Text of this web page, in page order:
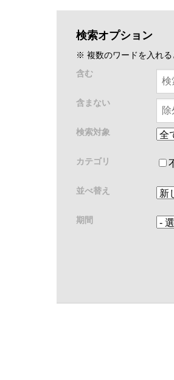
検索オプション
※ 複数のワードを入れ
含む
含まない
検索対象
カテゴリ
並べ替え
期間